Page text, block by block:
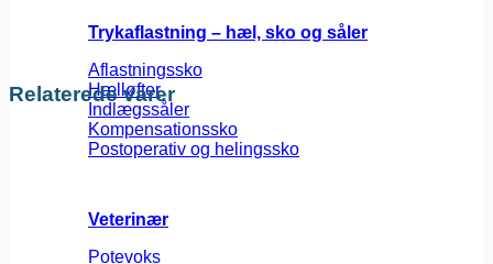
Trykaflastning – hæl, sko og såler
Aflastningssko
Hælløfter
Indlægssåler
Kompensationssko
Postoperativ og helingssko
Veterinær
Potevoks
Relaterede varer